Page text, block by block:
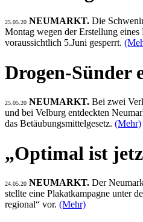
25.05.20 NEUMARKT. Die
Montag wegen der Erstellung eines
voraussichtlich 5.Juni gesperrt.
Drogen-Sünder
25.05.20 NEUMARKT. Bei zwei
und bei Velburg entdeckten
das Betäubungsmittelgesetz. (Mehr)
„Optimal ist
24.05.20 NEUMARKT. Der
stellte eine Plakatkampagne unter
regional“ vor. (Mehr)